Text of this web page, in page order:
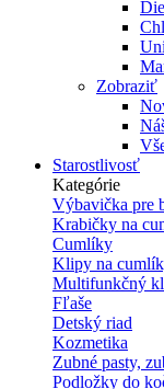
Zobraziť
Starostlivosť
Kategórie
Výbavička pre
Krabičky na
Cumlíky
Klipy na
Multifunkčný
Fľaše
Detský riad
Kozmetika
Zubné pasty,
Podložky do